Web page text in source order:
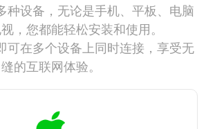
种设备，无论是手机、平板、电脑
，您都能轻松安装和使用。
可在多个设备上同时连接，享受无
缝的互联网体验。